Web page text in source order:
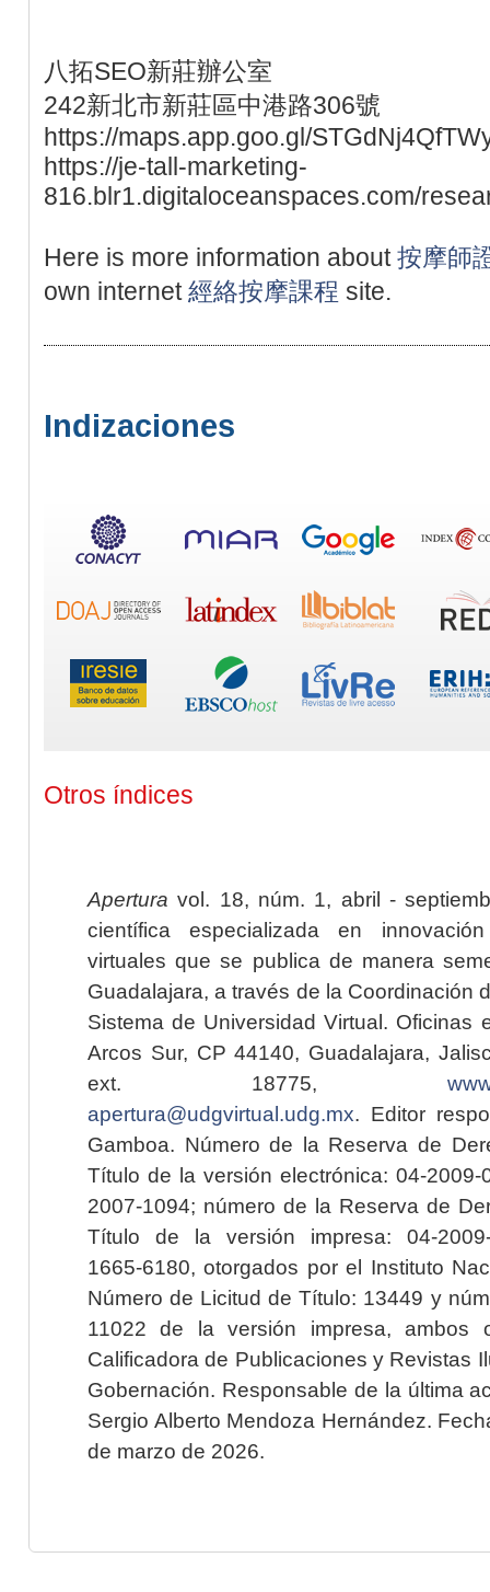
八拓SEO新莊辦公室
242新北市新莊區中港路306號
https://maps.app.goo.gl/
https://je-tall-marketing-
816.blr1.digitaloceanspaces.com/
Here is more information about按摩師
own internet經絡按摩課程 site.
Indizaciones
Otros índices
Apertura vol. 18, núm. 1, abril -
científica especializada en
virtuales que se publica de manera
Guadalajara, a través de la Coordinación
Sistema de Universidad Virtual. Oficinas
Arcos Sur, CP 44140, Guadalajara,
ext. 18775,
apertura@udgvirtual.udg.mx. Editor
Gamboa. Número de la Reserva de
Título de la versión electrónica: 04-2009-
2007-1094; número de la Reserva de
Título de la versión impresa: 04-2009-
1665-6180, otorgados por el Instituto
Número de Licitud de Título: 13449 y
11022 de la versión impresa, ambos
Calificadora de Publicaciones y Revistas
Gobernación. Responsable de la última
Sergio Alberto Mendoza Hernández.
de marzo de 2026.